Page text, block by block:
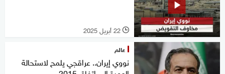
l 22 أبريل 2025
عالم
نووي إيران.. عراقجي يلمح لاستحالة